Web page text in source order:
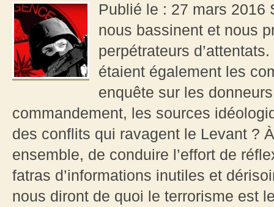
Publié le : 27 mars 2016
nous bassinent et nous
perpétrateurs
étaient également les
enquête sur les
commandement, les sources
des conflits qui ravagent le Levant ?
ensemble, de conduire l’effort de
fatras d’informations inutiles et
nous diront de quoi le terrorisme est